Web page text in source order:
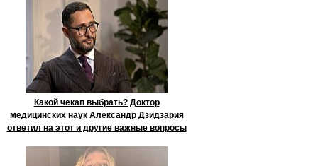
Какой чекап выбрать? Доктор
медицинских наук Александр Дзидзария
ответил на этот и другие важные вопросы